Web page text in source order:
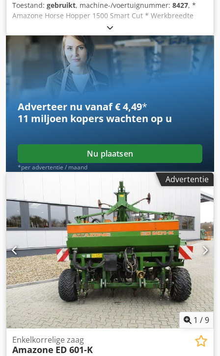
Toestand: gebruikt, machine-/voertuignummer: 8427, *
Amazone Horse Hopper 1500 Smart Cut * Werkbreedte
1,50 m Dksdpfx Asrhy H Rsaier * 1.500 l opvangbak inhoud
* Tractor 3-punts ophanging * H60 vleugelmessen *
Steunwielen * Mulch-inrichting * Aandrijfas met vrijloop *
Opvangbak met hydraulische bodemlediging *
Rotatiesnelheid 2.650 tpm * Vulstandindicator -----Interne
voertuignummer: 8427 WhatsApp-support beschikbaar! Bij
vragen over het voertuig of voor meer informatie kunt u
Whatsapp ----Fouten & tussentijdse verkoop
voorbehouden.
Adverteer nu vanaf € 4,49*
11 miljoen koperswachten op u
Nu plaatsen
*per advertentie / maand
Advertentie
1 /9
Enkelkorrelige zaag
Amazone ED 601-K